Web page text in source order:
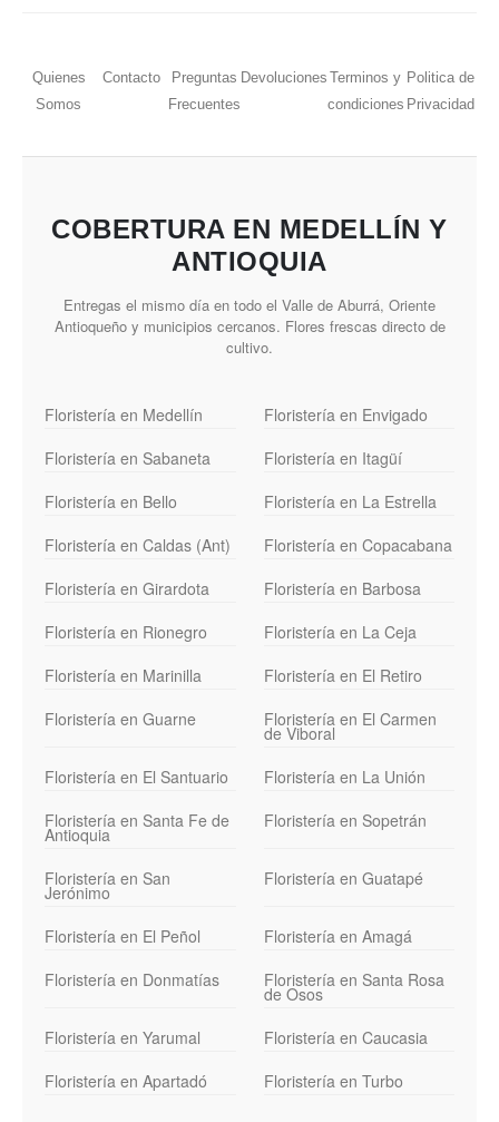
Quienes
Somos
Contacto
Preguntas
Frecuentes
Devoluciones Terminos y
condiciones
Politica de
Privacidad
COBERTURA EN MEDELLÍN Y
ANTIOQUIA
Entregas el mismo día en todo el Valle de Aburrá, Oriente
Antioqueño y municipios cercanos. Flores frescas directo de
cultivo.
Floristería en Medellín
Floristería en Envigado
Floristería en Sabaneta
Floristería en Itagüí
Floristería en Bello
Floristería en La Estrella
Floristería en Caldas (Ant)
Floristería en Copacabana
Floristería en Girardota
Floristería en Barbosa
Floristería en Rionegro
Floristería en La Ceja
Floristería en Marinilla
Floristería en El Retiro
Floristería en Guarne
Floristería en El Carmen
de Viboral
Floristería en El Santuario
Floristería en La Unión
Floristería en Santa Fe de
Antioquia
Floristería en Sopetrán
Floristería en San
Jerónimo
Floristería en Guatapé
Floristería en El Peñol
Floristería en Amagá
Floristería en Donmatías
Floristería en Santa Rosa
de Osos
Floristería en Yarumal
Floristería en Caucasia
Floristería en Apartadó
Floristería en Turbo